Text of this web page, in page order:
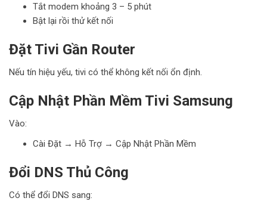
Tắt modem khoảng 3 – 5 phút
Bật lại rồi thử kết nối
Đặt Tivi Gần Router
Nếu tín hiệu yếu, tivi có thể không kết nối ổn định.
Cập Nhật Phần Mềm Tivi Samsung
Vào:
Cài Đặt → Hỗ Trợ → Cập Nhật Phần Mềm
Đổi DNS Thủ Công
Có thể đổi DNS sang: